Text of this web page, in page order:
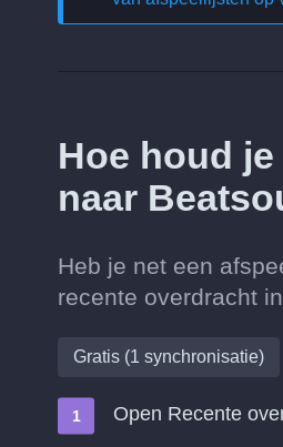
Hoe houd
naar
Heb je net een
recente overdracht
Gratis (1 synchronisatie)
Open Recente